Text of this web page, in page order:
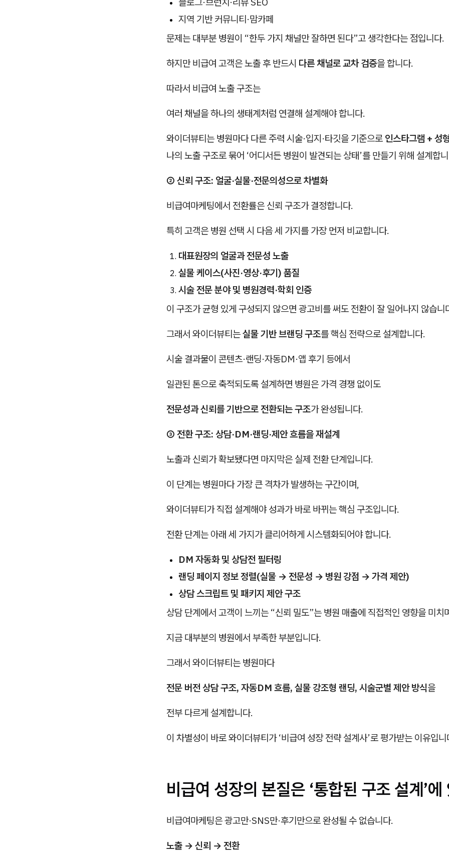
지역 기반 커뮤니티·맘카페
문제는 대부분 병원이 “한두 가지 채널만 잘하면 된다”고 생각한다는 점입니다.
하지만 비급여 고객은 노출 후 반드시 다른 채널로 교차 검증을 합니다.
따라서 비급여 노출 구조는
여러 채널을 하나의 생태계처럼 연결해 설계해야 합니다.
와이더뷰티는 병원마다 다른 주력 시술·입지·타깃을 기준으로 인스타그램 + 성
나의 노출 구조로 묶어 ‘어디서든 병원이 발견되는 상태’를 만들기 위해 설계합
② 신뢰 구조: 얼굴·실물·전문의성으로 차별화
비급여마케팅에서 전환률은 신뢰 구조가 결정합니다.
특히 고객은 병원 선택 시 다음 세 가지를 가장 먼저 비교합니다.
대표원장의 얼굴과 전문성 노출
실물 케이스(사진·영상·후기) 품질
시술 전문 분야 및 병원경력·학회 인증
이 구조가 균형 있게 구성되지 않으면 광고비를 써도 전환이 잘 일어나지 않습니
그래서 와이더뷰티는실물 기반 브랜딩 구조를 핵심 전략으로 설계합니다.
시술 결과물이 콘텐츠·랜딩·자동DM·앱 후기 등에서
일관된 톤으로 축적되도록 설계하면 병원은 가격 경쟁 없이도
전문성과 신뢰를 기반으로 전환되는 구조가 완성됩니다.
③ 전환 구조: 상담·DM·랜딩·제안 흐름을 재설계
노출과 신뢰가 확보됐다면 마지막은 실제 전환 단계입니다.
이 단계는 병원마다 가장 큰 격차가 발생하는 구간이며,
와이더뷰티가 직접 설계해야 성과가 바로 바뀌는 핵심 구조입니다.
전환 단계는 아래 세 가지가 클리어하게 시스템화되어야 합니다.
DM 자동화 및 상담전 필터링
랜딩 페이지 정보 정렬(실물 → 전문성 → 병원 강점 → 가격 제안)
상담 스크립트 및 패키지 제안 구조
상담 단계에서 고객이 느끼는 “신뢰 밀도”는 병원 매출에 직접적인 영향을 미치
지금 대부분의 병원에서 부족한 부분입니다.
그래서 와이더뷰티는 병원마다
전문 버전 상담 구조, 자동DM 흐름, 실물 강조형 랜딩, 시술군별 제안 방식을
전부 다르게 설계합니다.
이 차별성이 바로 와이더뷰티가 ‘비급여 성장 전략 설계사’로 평가받는 이유입
비급여 성장의 본질은 ‘통합된 구조 설계’에
비급여마케팅은 광고만·SNS만·후기만으로 완성될 수 없습니다.
노출 → 신뢰 → 전환